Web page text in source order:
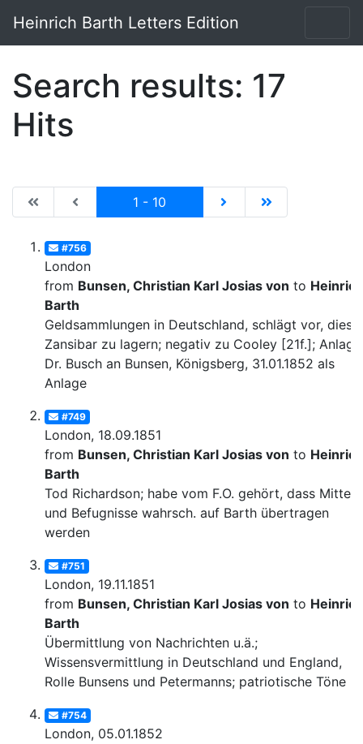
Heinrich Barth Letters Edition
Search results: 17
Hits
|de:Erste Seite|en:First results page|
|de:Vorhergehende Seite|en:Previous results
1 - 10 |de:Nächste
|de:Letzte
#756
London
from Bunsen, Christian Karl Josias von to Heinrich
Barth
Geldsammlungen in Deutschland, schlägt vor, diese
Zansibar zu lagern; negativ zu Cooley [21f.];
Dr. Busch an Bunsen, Königsberg, 31.01.1852 als
Anlage
#749
London, 18.09.1851
from Bunsen, Christian Karl Josias von to Heinrich
Barth
Tod Richardson; habe vom F.O. gehört, dass Mittel
und Befugnisse wahrsch. auf Barth übertragen
werden
#751
London, 19.11.1851
from Bunsen, Christian Karl Josias von to Heinrich
Barth
Übermittlung von Nachrichten u.ä.;
Wissensvermittlung in Deutschland und England,
Rolle Bunsens und Petermanns; patriotische Töne
#754
London, 05.01.1852